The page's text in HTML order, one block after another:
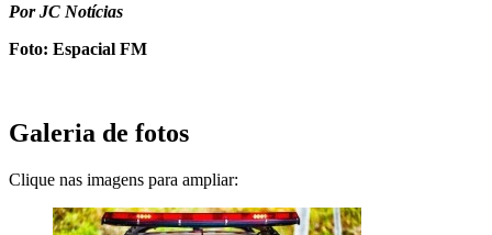
Por JC Notícias
Foto: Espacial FM
Galeria de fotos
Clique nas imagens para ampliar: